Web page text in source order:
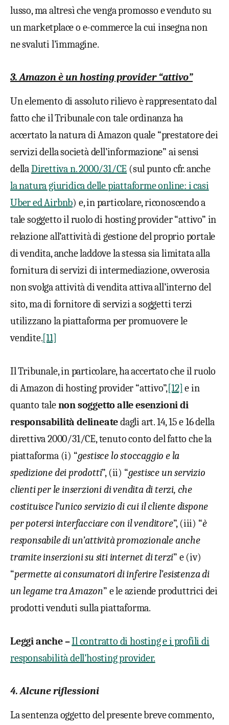
lusso, ma altresì che venga promosso e venduto su
un marketplace o e-commerce la cui insegna non
ne svaluti l’immagine.
3. Amazon è un hosting provider “attivo”
Un elemento di assoluto rilievo è rappresentato dal
fatto che il Tribunale con tale ordinanza ha
accertato la natura di Amazon quale “prestatore dei
servizi della società dell’informazione” ai sensi
della Direttiva n. 2000/31/CE (sul punto cfr. anche
la natura giuridica delle piattaforme online: i casi
Uber ed Airbnb) e, in particolare, riconoscendo a
tale soggetto il ruolo di hosting provider “attivo” in
relazione all’attività di gestione del proprio portale
di vendita, anche laddove la stessa sia limitata alla
fornitura di servizi di intermediazione, ovverosia
non svolga attività di vendita attiva all’interno del
sito, ma di fornitore di servizi a soggetti terzi
utilizzano la piattaforma per promuovere le
vendite.[11]
Il Tribunale, in particolare, ha accertato che il ruolo
di Amazon di hosting provider “attivo”,[12] e in
quanto talenon soggetto alle esenzioni di
responsabilità delineatedagli art. 14, 15 e 16 della
direttiva 2000/31/CE, tenuto conto del fatto che la
piattaforma (i) “gestisce lo stoccaggio e la
spedizione dei prodotti”, (ii) “gestisce un servizio
clienti per le inserzioni di vendita di terzi, che
costituisce l’unico servizio di cui il cliente dispone
per potersi interfacciare con il venditore”, (iii) “è
responsabile di un’attività promozionale anche
tramite inserzioni su siti internet di terzi” e (iv)
“permette ai consumatori di inferire l’esistenza di
un legame tra Amazon” e le aziende produttrici dei
prodotti venduti sulla piattaforma.
Leggi anche –Il contratto di hosting e i profili di
responsabilità dell’hosting provider.
4. Alcune riflessioni
La sentenza oggetto del presente breve commento,